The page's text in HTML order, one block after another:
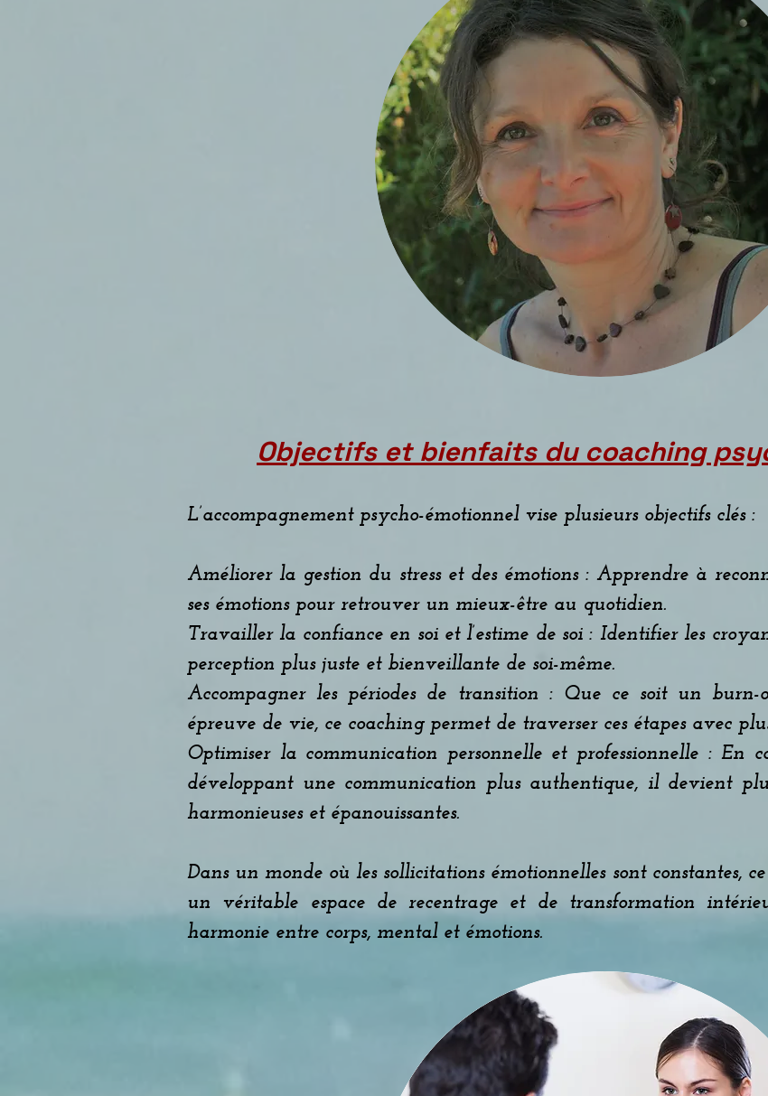
Objectifs et bienfaits du coaching
L’accompagnement psycho-émotionnel vise plusieurs objectifs clés :
Améliorer la gestion du stress et des émotions : Apprendre à
ses émotions pour retrouver un mieux-être au quotidien.
Travailler la confiance en soi et l’estime de soi : Identifier les
perception plus juste et bienveillante de soi-même.
Accompagner les périodes de transition : Que ce soit un burn-
épreuve de vie, ce coaching permet de traverser ces étapes avec
Optimiser la communication personnelle et professionnelle : En
développant une communication plus authentique, il devient
harmonieuses et épanouissantes.
Dans un monde où les sollicitations émotionnelles sont constantes,
un véritable espace de recentrage et de transformation
harmonie entre corps, mental et émotions.